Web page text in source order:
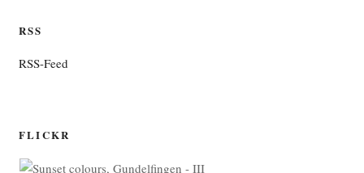
RSS
RSS-Feed
FLICKR